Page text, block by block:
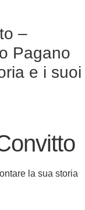
–
Pagano
e i suoi
la sua storia